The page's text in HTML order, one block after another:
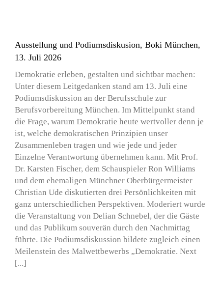
Ausstellung und Podiumsdiskusion, Boki München,
13. Juli 2026
Demokratie erleben, gestalten und sichtbar machen:
Unter diesem Leitgedanken stand am 13. Juli eine
Podiumsdiskussion an der Berufsschule zur
Berufsvorbereitung München. Im Mittelpunkt stand
die Frage, warum Demokratie heute wertvoller denn je
ist, welche demokratischen Prinzipien unser
Zusammenleben tragen und wie jede und jeder
Einzelne Verantwortung übernehmen kann. Mit Prof.
Dr. Karsten Fischer, dem Schauspieler Ron Williams
und dem ehemaligen Münchner Oberbürgermeister
Christian Ude diskutierten drei Persönlichkeiten mit
ganz unterschiedlichen Perspektiven. Moderiert wurde
die Veranstaltung von Delian Schnebel, der die Gäste
und das Publikum souverän durch den Nachmittag
führte. Die Podiumsdiskussion bildete zugleich einen
Meilenstein des Malwettbewerbs „Demokratie. Next
[...]